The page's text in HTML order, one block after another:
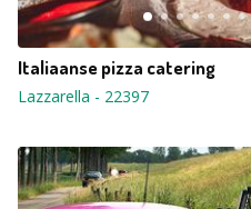
Italiaanse pizza catering
Lazzarella - 22397